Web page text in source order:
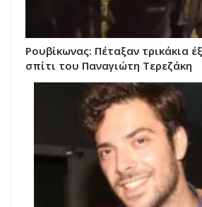
Ρουβίκωνας: Πέταξαν τρικάκια
σπίτι του Παναγιώτη Τερεζάκη